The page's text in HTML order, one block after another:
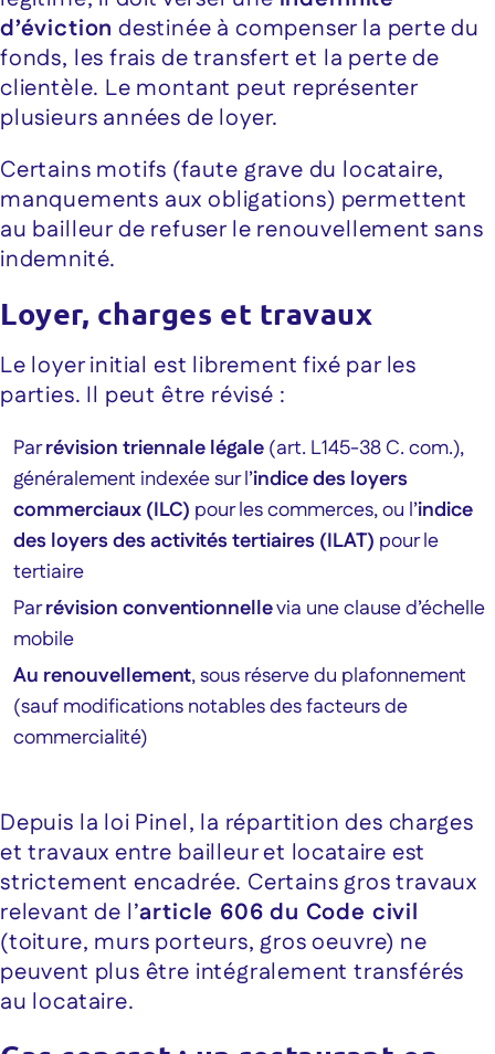
d’éviction destinée à compenser la perte du
fonds, les frais de transfert et la perte de
clientèle. Le montant peut représenter
plusieurs années de loyer.
Certains motifs (faute grave du locataire,
manquements aux obligations) permettent
au bailleur de refuser le renouvellement sans
indemnité.
Loyer, charges et travaux
Le loyer initial est librement fixé par les
parties. Il peut être révisé :
Parrévision triennale légale(art. L145-38 C. com.),
généralement indexée sur l’indice des loyers
commerciaux (ILC) pour les commerces, ou l’indice
des loyers des activités tertiaires (ILAT) pour le
tertiaire
Parrévision conventionnellevia une clause d’échelle
mobile
Au renouvellement, sous réserve du plafonnement
(sauf modifications notables des facteurs de
commercialité)
Depuis la loi Pinel, la répartition des charges
et travaux entre bailleur et locataire est
strictement encadrée. Certains gros travaux
relevant de l’article 606 du Code civil
(toiture, murs porteurs, gros oeuvre) ne
peuvent plus être intégralement transférés
au locataire.